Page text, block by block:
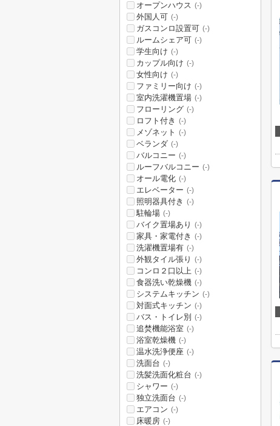
オープンハウス (-)
外国人可 (-)
ガスコンロ設置可 (-)
ルームシェア可 (-)
学生向け (-)
カップル向け (-)
女性向け (-)
ファミリー向け (-)
室内洗濯機置場 (-)
フローリング (-)
ロフト付き (-)
メゾネット (-)
ベランダ (-)
バルコニー (-)
ルーフバルコニー (-)
オール電化 (-)
エレベーター (-)
照明器具付き (-)
駐輪場 (-)
バイク置場あり (-)
家具・家電付き (-)
洗濯機置場有 (-)
外観タイル張り (-)
コンロ２口以上 (-)
食器洗い乾燥機 (-)
システムキッチン (-)
対面式キッチン (-)
バス・トイレ別 (-)
追焚機能浴室 (-)
浴室乾燥機 (-)
温水洗浄便座 (-)
洗面台 (-)
洗髪洗面化粧台 (-)
シャワー (-)
独立洗面台 (-)
エアコン (-)
床暖房 (-)